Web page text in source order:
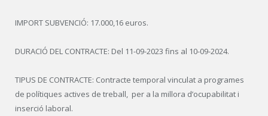
IMPORT SUBVENCIÓ: 17.000,16 euros.
DURACIÓ DEL CONTRACTE: Del 11-09-2023 fins al 10-09-2024.
TIPUS DE CONTRACTE: Contracte temporal vinculat a programes
de polítiques actives de treball, per a la millora d’ocupabilitat i
inserció laboral.